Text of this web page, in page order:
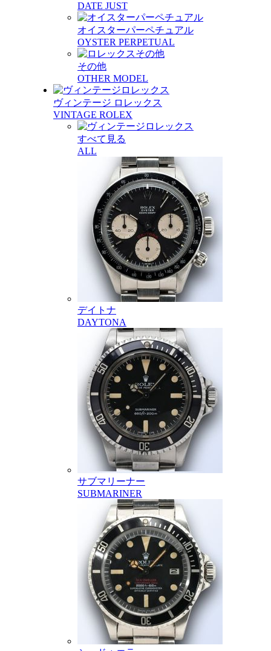
DATE JUST
オイスターパーペチュアル
OYSTER PERPETUAL
その他
OTHER MODEL
ヴィンテージ ロレックス
VINTAGE ROLEX
すべて見る
ALL
デイトナ
DAYTONA
サブマリーナー
SUBMARINER